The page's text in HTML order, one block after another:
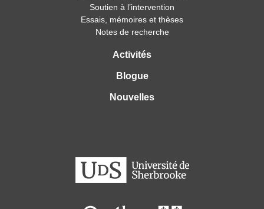
Soutien à l’intervention
Essais, mémoires et thèses
Notes de recherche
Activités
Blogue
Nouvelles